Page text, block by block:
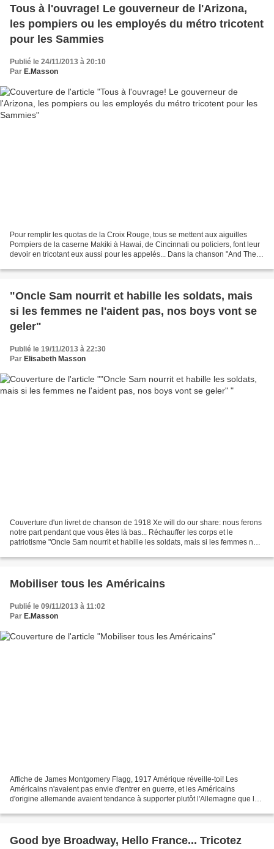
Tous à l'ouvrage! Le gouverneur de l'Arizona,
les pompiers ou les employés du métro tricotent
pour les Sammies
Publié le 24/11/2013 à 20:10
Par E.Masson
Pour remplir les quotas de la Croix Rouge, tous se mettent aux aiguilles
Pompiers de la caserne Makiki à Hawai, de Cincinnati ou policiers, font leur
devoir en tricotant eux aussi pour les appelés... Dans la chanson "And Then
"Oncle Sam nourrit et habille les soldats, mais
si les femmes ne l'aident pas, nos boys vont se
geler"
Publié le 19/11/2013 à 22:30
Par Elisabeth Masson
Couverture d'un livret de chanson de 1918 Xe will do our share: nous ferons
notre part pendant que vous êtes là bas... Réchauffer les corps et le
patriotisme "Oncle Sam nourrit et habille les soldats, mais si les femmes ne
Mobiliser tous les Américains
Publié le 09/11/2013 à 11:02
Par E.Masson
Affiche de James Montgomery Flagg, 1917 Amérique réveille-toi! Les
Américains n'avaient pas envie d'entrer en guerre, et les Américains
d'origine allemande avaient tendance à supporter plutôt l'Allemagne que la
Good bye Broadway, Hello France... Tricotez